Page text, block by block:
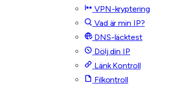
VPN-kryptering
Vad är min IP?
DNS-läcktest
Dölj din IP
Länk Kontroll
Filkontroll